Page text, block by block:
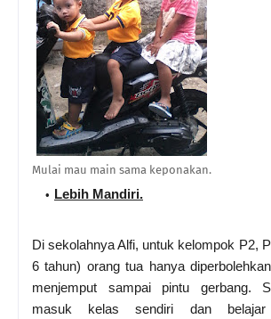
Mulai mau main sama keponakan.
Lebih Mandiri.
Di sekolahnya Alfi, untuk kelompok P2,
6 tahun) orang tua hanya
menjemput sampai pintu gerbang.
masuk kelas sendiri dan